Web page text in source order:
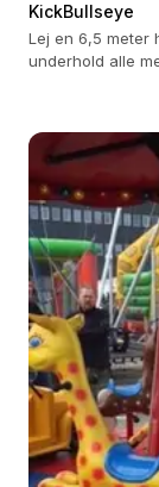
KickBullseye
Lej en 6,5 meter
underhold alle